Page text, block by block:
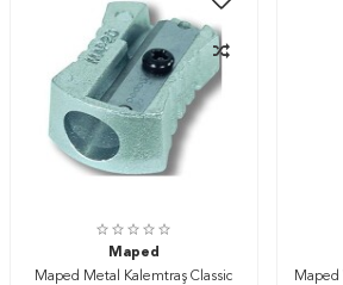
Maped
Maped Metal Kalemtraş Classic
Maped